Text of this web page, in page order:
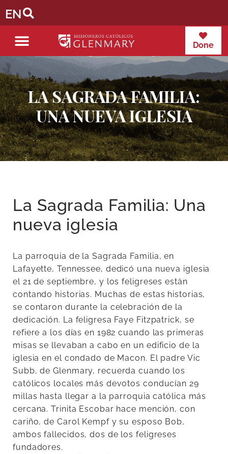
EN
Done
LA SAGRADA FAMILIA:
UNA NUEVA IGLESIA
La Sagrada Familia: Una
nueva iglesia
La parroquia de la Sagrada Familia, en
Lafayette, Tennessee, dedicó una nueva iglesia
el 21 de septiembre, y los feligreses están
contando historias. Muchas de estas historias,
se contaron durante la celebración de la
dedicación. La feligresa Faye Fitzpatrick, se
refiere a los días en 1982 cuando las primeras
misas se llevaban a cabo en un edificio de la
iglesia en el condado de Macon. El padre Vic
Subb, de Glenmary, recuerda cuando los
católicos locales más devotos conducían 29
millas hasta llegar a la parroquia católica más
cercana. Trinita Escobar hace mención, con
cariño, de Carol Kempf y su esposo Bob,
ambos fallecidos, dos de los feligreses
fundadores.